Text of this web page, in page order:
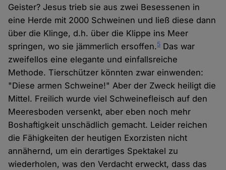
Geister? Jesus trieb sie aus zwei Besessenen in
eine Herde mit 2000 Schweinen und ließ diese dann
über die Klinge, d.h. über die Klippe ins Meer
springen, wo sie jämmerlich ersoffen.5 Das war
zweifellos eine elegante und einfallsreiche
Methode. Tierschützer könnten zwar einwenden:
"Diese armen Schweine!" Aber der Zweck heiligt die
Mittel. Freilich wurde viel Schweinefleisch auf den
Meeresboden versenkt, aber eben noch mehr
Boshaftigkeit unschädlich gemacht. Leider reichen
die Fähigkeiten der heutigen Exorzisten nicht
annähernd, um ein derartiges Spektakel zu
wiederholen, was den Verdacht erweckt, dass das